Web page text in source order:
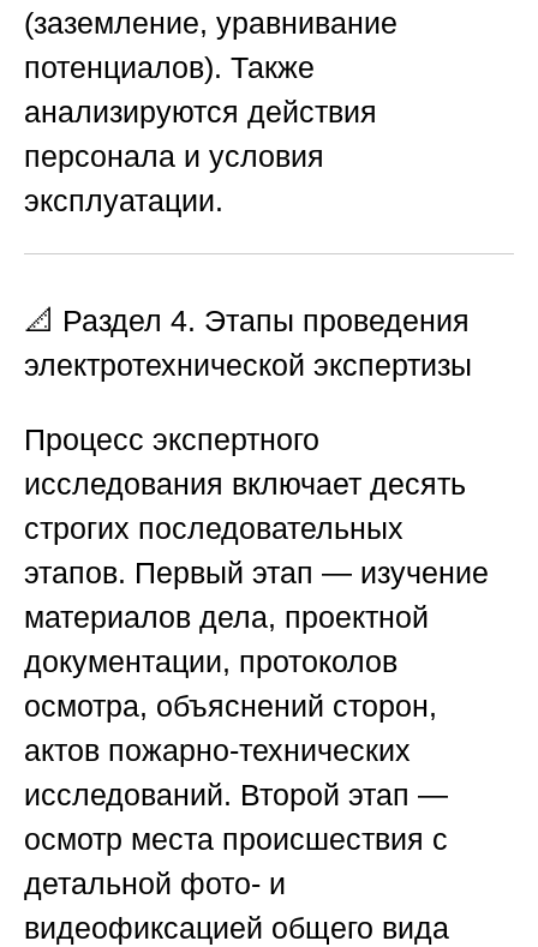
(заземление, уравнивание
потенциалов). Также
анализируются действия
персонала и условия
эксплуатации.
📐 Раздел 4. Этапы проведения
электротехнической экспертизы
Процесс экспертного
исследования включает десять
строгих последовательных
этапов. Первый этап — изучение
материалов дела, проектной
документации, протоколов
осмотра, объяснений сторон,
актов пожарно-технических
исследований. Второй этап —
осмотр места происшествия с
детальной фото- и
видеофиксацией общего вида